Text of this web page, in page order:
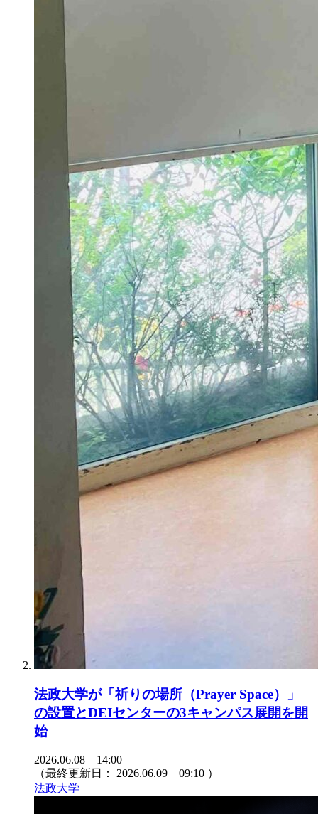
法政大学が「祈りの場所（Prayer Space）」
の設置とDEIセンターの3キャンパス展開を開
始
2026.06.08 14:00
（最終更新日： 2026.06.09 09:10 ）
法政大学